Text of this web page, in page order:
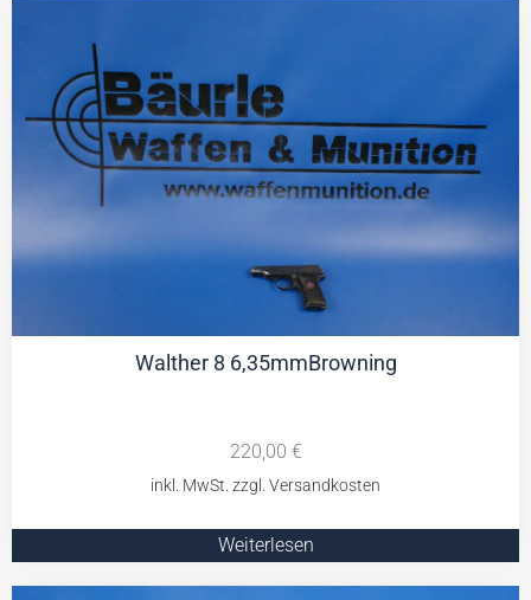
Walther 8 6,35mmBrowning
220,00 €
Weiterlesen